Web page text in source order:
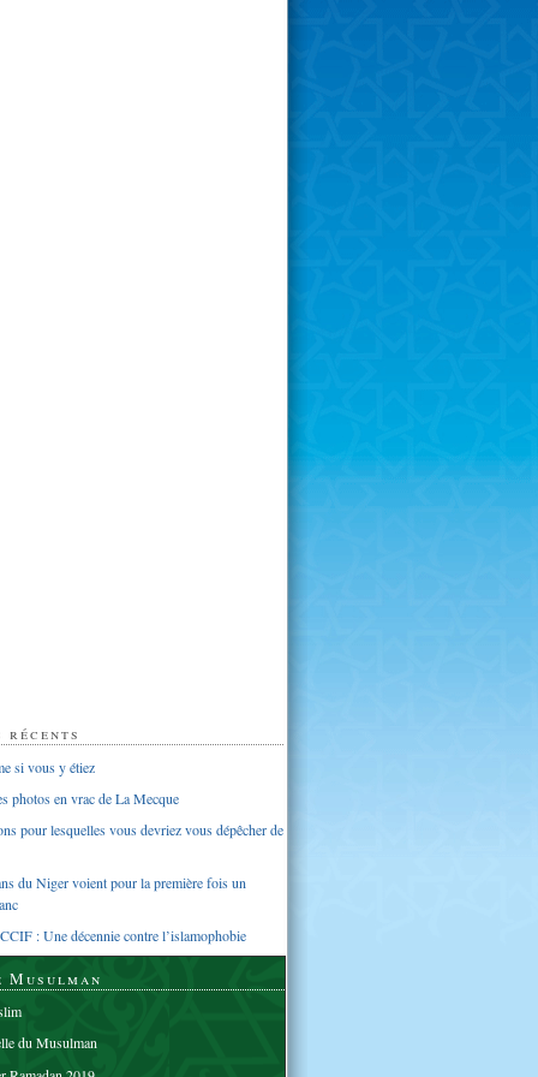
si vous y étiez
photos en vrac de La Mecque
pour lesquelles vous devriez vous dépêcher de
du Niger voient pour la première fois un
: Une décennie contre l’islamophobie
Musulman
du Musulman